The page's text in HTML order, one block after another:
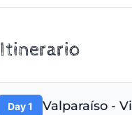
Itinerario
Day 1 Valparaíso -